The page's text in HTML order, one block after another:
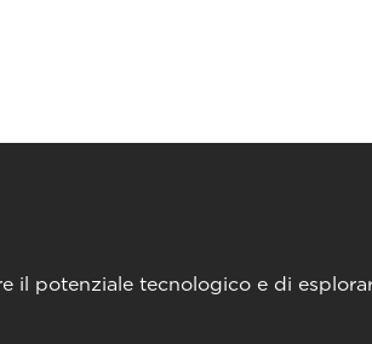
il potenziale tecnologico e di